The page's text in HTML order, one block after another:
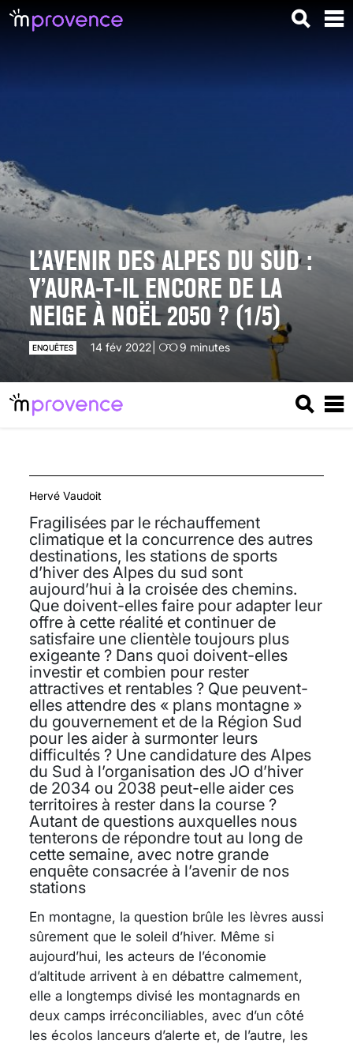
L’AVENIR DES ALPES DU SUD :
Y’AURA-T-IL ENCORE DE LA
NEIGE À NOËL 2050 ? (1/5)
ENQUÊTES 14 fév 2022 9 minutes
Fragilisées par le réchauffement
climatique et la concurrence des autres
destinations, les stations de sports
d’hiver des Alpes du sud sont
aujourd’hui à la croisée des chemins.
Que doivent-elles faire pour adapter leur
offre à cette réalité et continuer de
satisfaire une clientèle toujours plus
exigeante ? Dans quoi doivent-elles
investir et combien pour rester
attractives et rentables ? Que peuvent-
elles attendre des « plans montagne »
du gouvernement et de la Région Sud
pour les aider à surmonter leurs
difficultés ? Une candidature des Alpes
du Sud à l’organisation des JO d’hiver
de 2034 ou 2038 peut-elle aider ces
territoires à rester dans la course ?
Autant de questions auxquelles nous
tenterons de répondre tout au long de
cette semaine, avec notre grande
enquête consacrée à l’avenir de nos
stations
Hervé Vaudoit
En montagne, la question brûle les lèvres aussi
sûrement que le soleil d’hiver. Même si
aujourd’hui, les acteurs de l’économie
d’altitude arrivent à en débattre calmement,
elle a longtemps divisé les montagnards en
deux camps irréconciliables, avec d’un côté
les écolos lanceurs d’alerte et, de l’autre, les